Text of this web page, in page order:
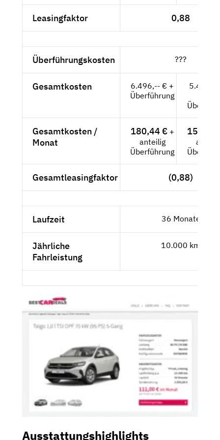
Leasingfaktor 0,88
Überführungskosten ???
Gesamtkosten
6.496,-- € +
Überführung
Gesamtkosten /
Monat
180,44 €+
anteilig
Überführung
151,63
Gesamtleasingfaktor (0,88)
Laufzeit 36 Monate
Jährliche
Fahrleistung
10.000 km
Ausstattungshighlights